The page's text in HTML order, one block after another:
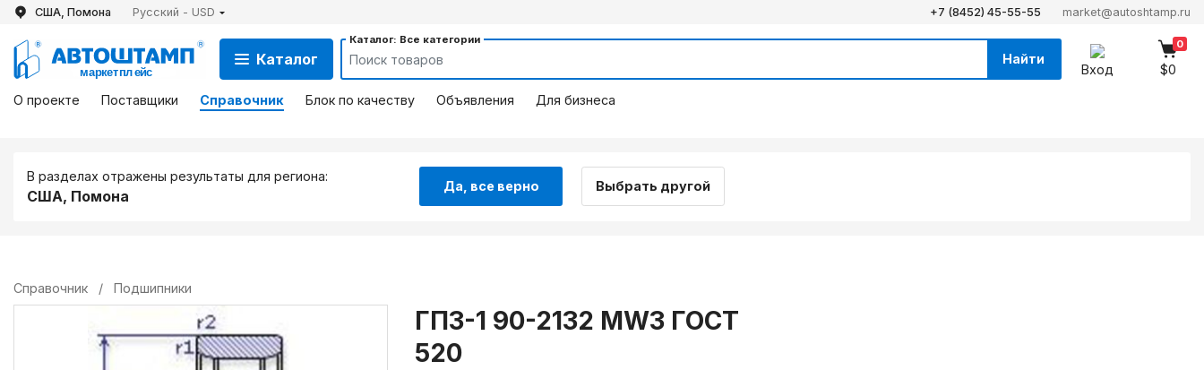
США, Помона Русский - USD +7 (8452) 45-55-55 market@autoshtamp.ru
Каталог
Каталог: Все категории
Найти
Вход
0
$0
О проекте
Поставщики Справочник Блок по качеству Объявления Для бизнеса
В разделах отражены результаты для региона:
США, Помона
Да, все верно Выбрать другой
Справочник / Подшипники
ГПЗ-1 90-2132 МW3 ГОСТ
520